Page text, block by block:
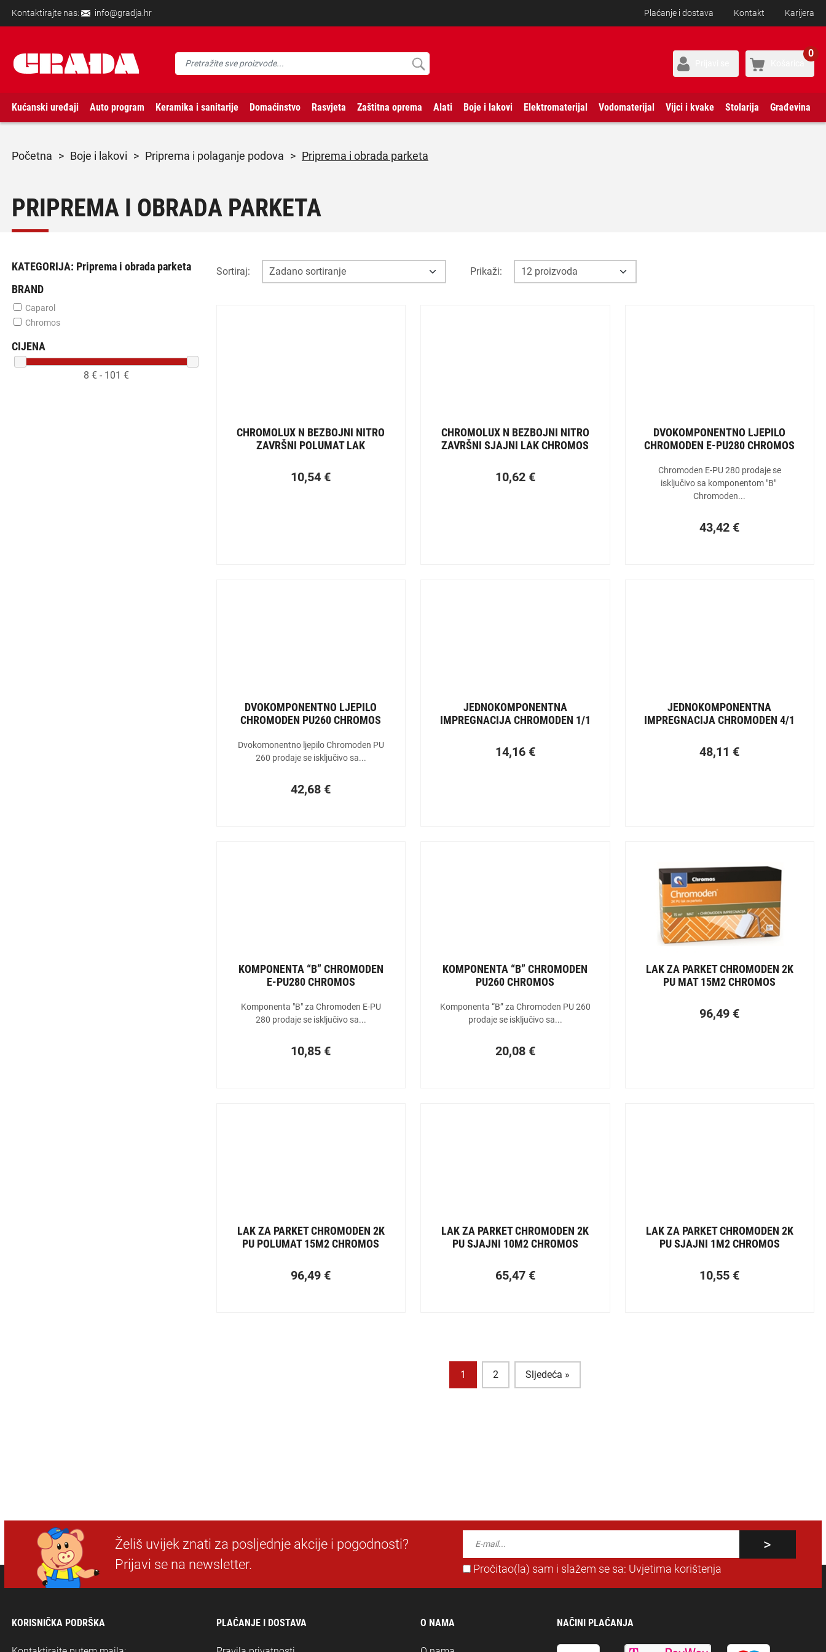
Kontaktirajte nas: info@gradja.hr Plaćanje i dostava Kontakt Karijera
0
Kućanski uređaji Auto program Keramika i sanitarije Domaćinstvo Rasvjeta Zaštitna oprema Alati Boje i lakovi Elektromaterijal Vodomaterijal Vijci i kvake Stolarija Građevina
početna > boje i lakovi > priprema i polaganje podova > Priprema i obrada parketa
PRIPREMA I OBRADA PARKETA
KATEGORIJA: Priprema i obrada parketa
BRAND
Caparol
Chromos
CIJENA
8 € - 101 €
Sortiraj: Prikaži:
CHROMOLUX N BEZBOJNI NITRO
ZAVRŠNI POLUMAT LAK
10,54 €
CHROMOLUX N BEZBOJNI NITRO
ZAVRŠNI SJAJNI LAK CHROMOS
10,62 €
DVOKOMPONENTNO LJEPILO
CHROMODEN E-PU280 CHROMOS
Chromoden E-PU 280 prodaje se
isključivo sa komponentom "B"
Chromoden...
43,42 €
DVOKOMPONENTNO LJEPILO
CHROMODEN PU260 CHROMOS
Dvokomonentno ljepilo Chromoden PU
260 prodaje se isključivo sa...
42,68 €
JEDNOKOMPONENTNA
IMPREGNACIJA CHROMODEN 1/1
14,16 €
JEDNOKOMPONENTNA
IMPREGNACIJA CHROMODEN 4/1
48,11 €
KOMPONENTA “B” CHROMODEN
E-PU280 CHROMOS
Komponenta "B" za Chromoden E-PU
280 prodaje se isključivo sa...
10,85 €
KOMPONENTA “B” CHROMODEN
PU260 CHROMOS
Komponenta “B” za Chromoden PU 260
prodaje se isključivo sa...
20,08 €
LAK ZA PARKET CHROMODEN 2K
PU MAT 15M2 CHROMOS
96,49 €
LAK ZA PARKET CHROMODEN 2K
PU POLUMAT 15M2 CHROMOS
96,49 €
LAK ZA PARKET CHROMODEN 2K
PU SJAJNI 10M2 CHROMOS
65,47 €
LAK ZA PARKET CHROMODEN 2K
PU SJAJNI 1M2 CHROMOS
10,55 €
1 2 Sljedeća »
Želiš uvijek znati za posljednje akcije i pogodnosti?
Prijavi se na newsletter.
Pročitao(la) sam i slažem se sa: Uvjetima korištenja
KORISNIČKA PODRŠKA PLAĆANJE I DOSTAVA O NAMA NAČINI PLAĆANJA